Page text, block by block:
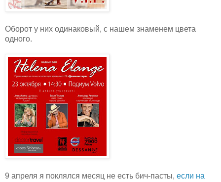
Оборот у них одинаковый, с нашем знаменем цвета
одного.
9 апреля я поклялся месяц не есть бич-пасты, если на